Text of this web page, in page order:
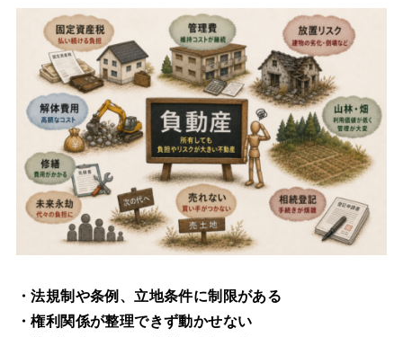
・法規制や条例、立地条件に制限がある
・権利関係が整理できず動かせない